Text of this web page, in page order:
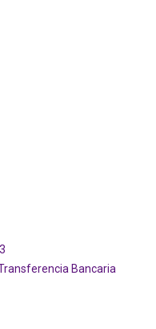
Bancaria